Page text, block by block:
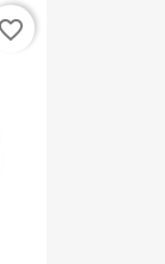
favorite_border